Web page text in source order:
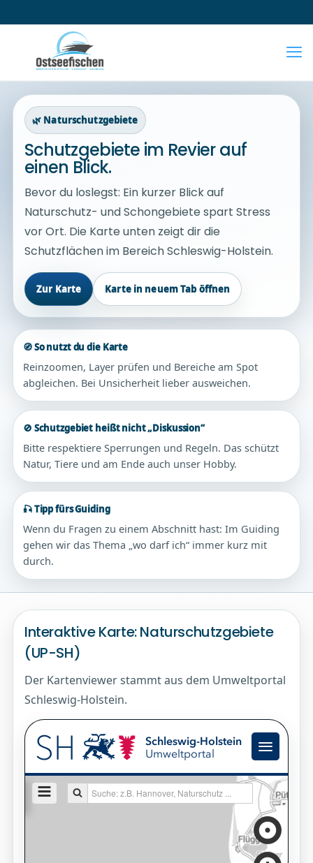
🌿 Naturschutzgebiete
Schutzgebiete im Revier auf
einen Blick.
Bevor du loslegst: Ein kurzer Blick auf
Naturschutz- und Schongebiete spart Stress
vor Ort. Die Karte unten zeigt dir die
Schutzflächen im Bereich Schleswig-Holstein.
Zur Karte Karte in neuem Tab öffnen
🧭 So nutzt du die Karte
Reinzoomen, Layer prüfen und Bereiche am Spot
abgleichen. Bei Unsicherheit lieber ausweichen.
🚫 Schutzgebiet heißt nicht „Diskussion“
Bitte respektiere Sperrungen und Regeln. Das schützt
Natur, Tiere und am Ende auch unser Hobby.
🎣 Tipp fürs Guiding
Wenn du Fragen zu einem Abschnitt hast: Im Guiding
gehen wir das Thema „wo darf ich“ immer kurz mit
durch.
Interaktive Karte: Naturschutzgebiete
(UP-SH)
Der Kartenviewer stammt aus dem Umweltportal
Schleswig-Holstein.